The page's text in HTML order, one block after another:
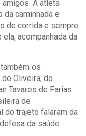
A atleta
caminhada e
de corrida e sempre
acompanhada da
os
Oliveira, do
Tavares de Farias
de
do trajeto falaram da
da saúde